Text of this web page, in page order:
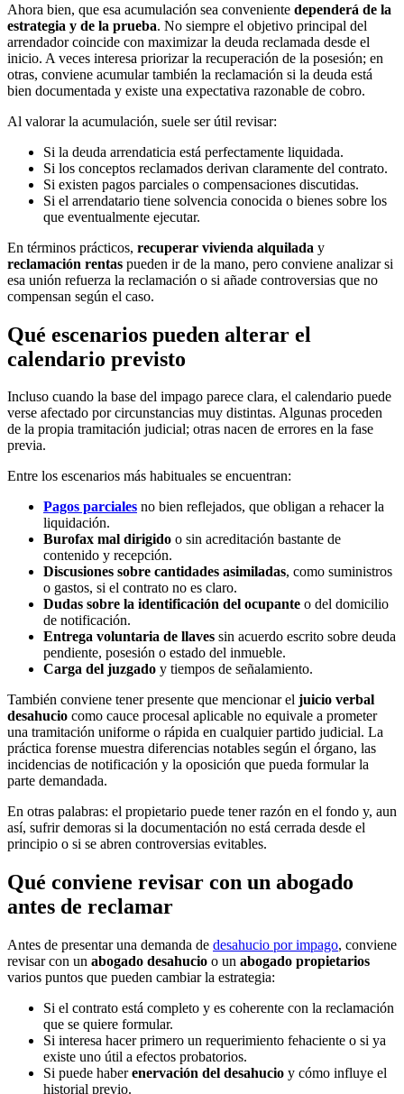
Ahora bien, que esa acumulación sea conveniente dependerá de la
estrategia y de la prueba. No siempre el objetivo principal del
arrendador coincide con maximizar la deuda reclamada desde el
inicio. A veces interesa priorizar la recuperación de la posesión; en
otras, conviene acumular también la reclamación si la deuda está
bien documentada y existe una expectativa razonable de cobro.
Al valorar la acumulación, suele ser útil revisar:
Si la deuda arrendaticia está perfectamente liquidada.
Si los conceptos reclamados derivan claramente del contrato.
Si existen pagos parciales o compensaciones discutidas.
Si el arrendatario tiene solvencia conocida o bienes sobre los
que eventualmente ejecutar.
En términos prácticos, recuperar vivienda alquilada y
reclamación rentas pueden ir de la mano, pero conviene analizar si
esa unión refuerza la reclamación o si añade controversias que no
compensan según el caso.
Qué escenarios pueden alterar el
calendario previsto
Incluso cuando la base del impago parece clara, el calendario puede
verse afectado por circunstancias muy distintas. Algunas proceden
de la propia tramitación judicial; otras nacen de errores en la fase
previa.
Entre los escenarios más habituales se encuentran:
Pagos parciales no bien reflejados, que obligan a rehacer la
liquidación.
Burofax mal dirigido o sin acreditación bastante de
contenido y recepción.
Discusiones sobre cantidades asimiladas, como suministros
o gastos, si el contrato no es claro.
Dudas sobre la identificación del ocupante o del domicilio
de notificación.
Entrega voluntaria de llaves sin acuerdo escrito sobre deuda
pendiente, posesión o estado del inmueble.
Carga del juzgado y tiempos de señalamiento.
También conviene tener presente que mencionar el juicio verbal
desahucio como cauce procesal aplicable no equivale a prometer
una tramitación uniforme o rápida en cualquier partido judicial. La
práctica forense muestra diferencias notables según el órgano, las
incidencias de notificación y la oposición que pueda formular la
parte demandada.
En otras palabras: el propietario puede tener razón en el fondo y, aun
así, sufrir demoras si la documentación no está cerrada desde el
principio o si se abren controversias evitables.
Qué conviene revisar con un abogado
antes de reclamar
Antes de presentar una demanda de desahucio por impago, conviene
revisar con un abogado desahucio o un abogado propietarios
varios puntos que pueden cambiar la estrategia:
Si el contrato está completo y es coherente con la reclamación
que se quiere formular.
Si interesa hacer primero un requerimiento fehaciente o si ya
existe uno útil a efectos probatorios.
Si puede haberenervación del desahucio y cómo influye el
historial previo.